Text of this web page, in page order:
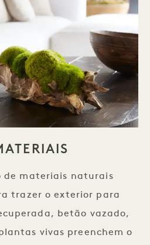
de materiais naturais
trazer o exterior para
betão vazado,
vivas preenchem o